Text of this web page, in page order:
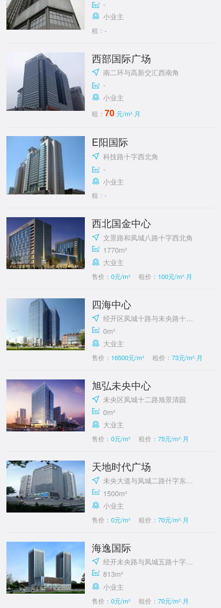
-
小业主
租：-
西部国际广场
南二环与高新交汇西南角
-
小业主
租：70 元/m²·月
E阳国际
科技路十字西北角
-
小业主
租：-
西北国金中心
文景路和凤城八路十字西北角
1770m²
大业主
售价：0元/m² 租价： 100元/m²·月
四海中心
经开区凤城十路与未央路十字东南
0m²
大业主
售价： 16500元/m² 租价： 73元/m²·月
旭弘未央中心
未央区凤城十二路旭景清园
0m²
大业主
售价：0元/m² 租价： 75元/m²·月
天地时代广场
未央大道与凤城二路什字东北角
1500m²
小业主
售价：0元/m² 租价： 70元/m²·月
海逸国际
经开未央路与凤城五路十字东北角
813m²
小业主
售价：0元/m² 租价： 70元/m²·月